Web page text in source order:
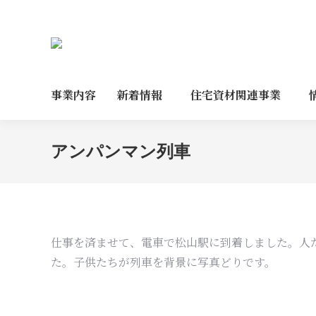
事業内容 新着情報 住宅資材関連事業
アンパンマン列車
仕事を済ませて、電車で松山駅に到着しました。
た。子供たちが列車を背景に写真どりです。